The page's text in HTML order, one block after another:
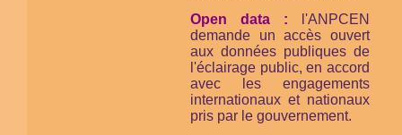
Open data : l'ANPCEN
demande un accès ouvert
aux données publiques de
l'éclairage public, en accord
avec les engagements
internationaux et nationaux
pris par le gouvernement.